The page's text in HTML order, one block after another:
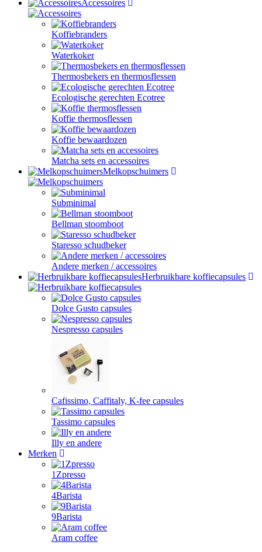
Accessoires
Koffiebranders
Waterkoker
Thermosbekers en thermosflessen
Ecologische gerechten Ecotree
Koffie thermosflessen
Koffie bewaardozen
Matcha sets en accessoires
Melkopschuimers
Subminimal
Bellman stoomboot
Staresso schudbeker
Andere merken / accessoires
Herbruikbare koffiecapsules
Dolce Gusto capsules
Nespresso capsules
Cafissimo, Caffitaly, K-fee capsules
Tassimo capsules
Illy en andere
Merken
1Zpresso
4Barista
9Barista
Aram coffee